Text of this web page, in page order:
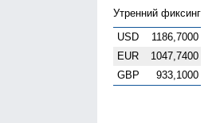
Утренний фиксинг
USD
1186,7000
EUR
1047,7400
GBP
933,1000